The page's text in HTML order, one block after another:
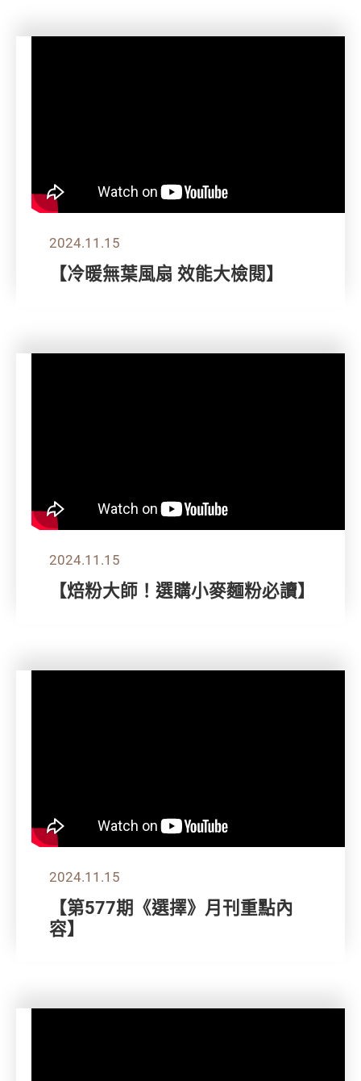
2024.11.15
【冷暖無葉風扇 效能大檢閱】
2024.11.15
【焙粉大師！選購小麥麵粉必讀】
2024.11.15
【第577期《選擇》月刊重點內
容】